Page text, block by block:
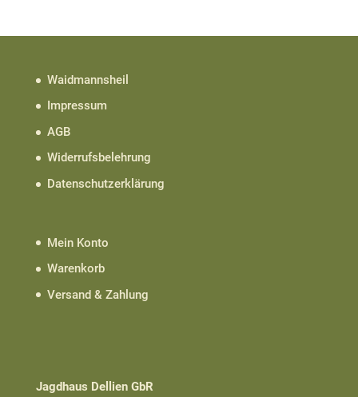
Waidmannsheil
Impressum
AGB
Widerrufsbelehrung
Datenschutzerklärung
Mein Konto
Warenkorb
Versand & Zahlung
Jagdhaus Dellien GbR